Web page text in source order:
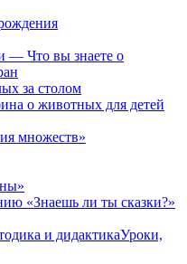
— Что вы знаете о
за столом
о животных для детей
множеств»
«Знаешь ли ты сказки?»
и дидактикаУроки,